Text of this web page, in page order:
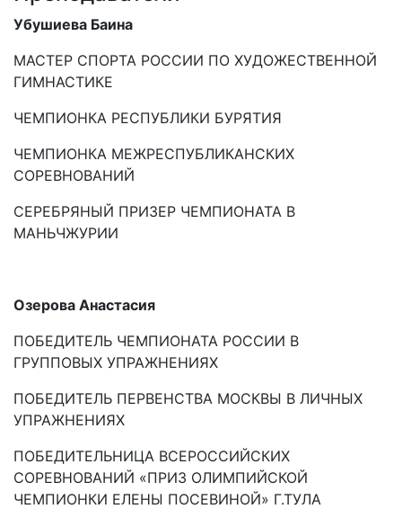
Убушиева Баина
МАСТЕР СПОРТА РОССИИ ПО ХУДОЖЕСТВЕННОЙ
ГИМНАСТИКЕ
ЧЕМПИОНКА РЕСПУБЛИКИ БУРЯТИЯ
ЧЕМПИОНКА МЕЖРЕСПУБЛИКАНСКИХ
СОРЕВНОВАНИЙ
СЕРЕБРЯНЫЙ ПРИЗЕР ЧЕМПИОНАТА В
МАНЬЧЖУРИИ
Озерова Анастасия
ПОБЕДИТЕЛЬ ЧЕМПИОНАТА РОССИИ В
ГРУППОВЫХ УПРАЖНЕНИЯХ
ПОБЕДИТЕЛЬ ПЕРВЕНСТВА МОСКВЫ В ЛИЧНЫХ
УПРАЖНЕНИЯХ
ПОБЕДИТЕЛЬНИЦА ВСЕРОССИЙСКИХ
СОРЕВНОВАНИЙ «ПРИЗ ОЛИМПИЙСКОЙ
ЧЕМПИОНКИ ЕЛЕНЫ ПОСЕВИНОЙ» Г.ТУЛА